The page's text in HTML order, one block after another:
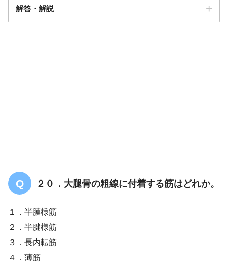
解答・解説
２０．大腿骨の粗線に付着する筋はどれか。
１．半膜様筋
２．半腱様筋
３．長内転筋
４．薄筋